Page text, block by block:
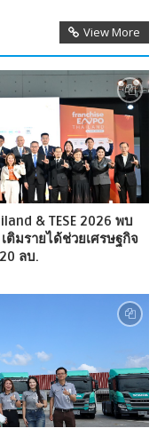
View More
& TESE 2026 พบ
มรายได้ช่วยเศรษฐกิจ
ลบ.